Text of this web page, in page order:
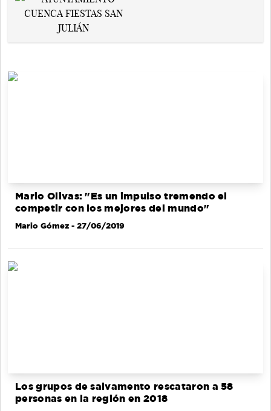
Mario Olivas: "Es un impulso tremendo el
competir con los mejores del mundo"
Mario Gómez - 27/06/2019
Los grupos de salvamento rescataron a 58
personas en la región en 2018